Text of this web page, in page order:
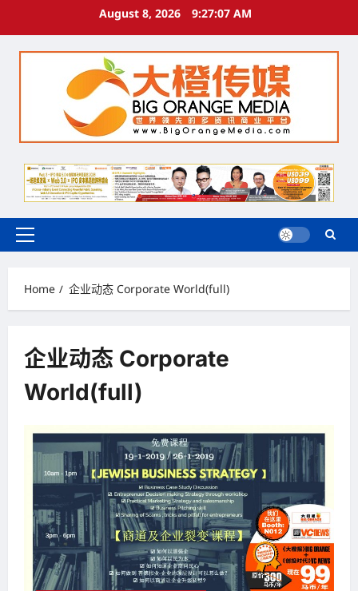
August 8, 2026 9:27:07 AM
Primary
Home
企业动态 Corporate World(full)
企业动态 Corporate
World(full)